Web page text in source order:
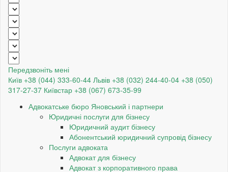
Передзвоніть мені
Київ +38 (044) 333-60-44 Львів +38 (032) 244-40-04 +38 (050)
317-27-37 Київстар +38 (067) 673-35-99
Адвокатське бюро Яновський і партнери
Юридичні послуги для бізнесу
Юридичний аудит бізнесу
Абонентський юридичний супровід бізнесу
Послуги адвоката
Адвокат для бізнесу
Адвокат з корпоративного права